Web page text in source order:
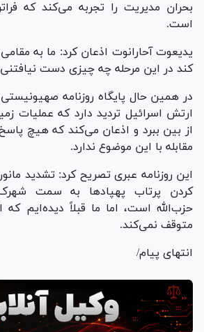
بحران مدیریت را تجربه می‌کند که
است.
یدیعوت آحارانوت اذعان کرد: ما به
کند در این مرحله چه چیزی دست
در همین حال پایگاه روزنامه
ارتش اسرائیل تردید دارد که عملیات
از بین ببرد و اذعان می‌کند که هیچ
مقابله با این موضوع ندارد.
این روزنامه عبری تصریح کرد: تشدید
کردن پرتاب پهپادها به سمت
حزب‌الله است، اما ما قبلاً دیده‌ایم که
متوقف نمی‌کند.
انتهای پیام/